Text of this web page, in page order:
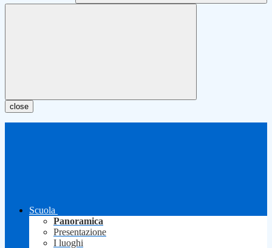
close
Scuola
Panoramica
Presentazione
I luoghi